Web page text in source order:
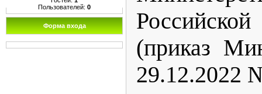
Пользователей: 0
Форма входа
(приказ
29.12.2022